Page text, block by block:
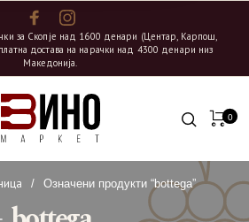
за Скопје над 1600 денари (Центар, Карпош,
достава на нарачки над 4300 денари низ
Македонија.
0
/ Означени продукти “bottega”